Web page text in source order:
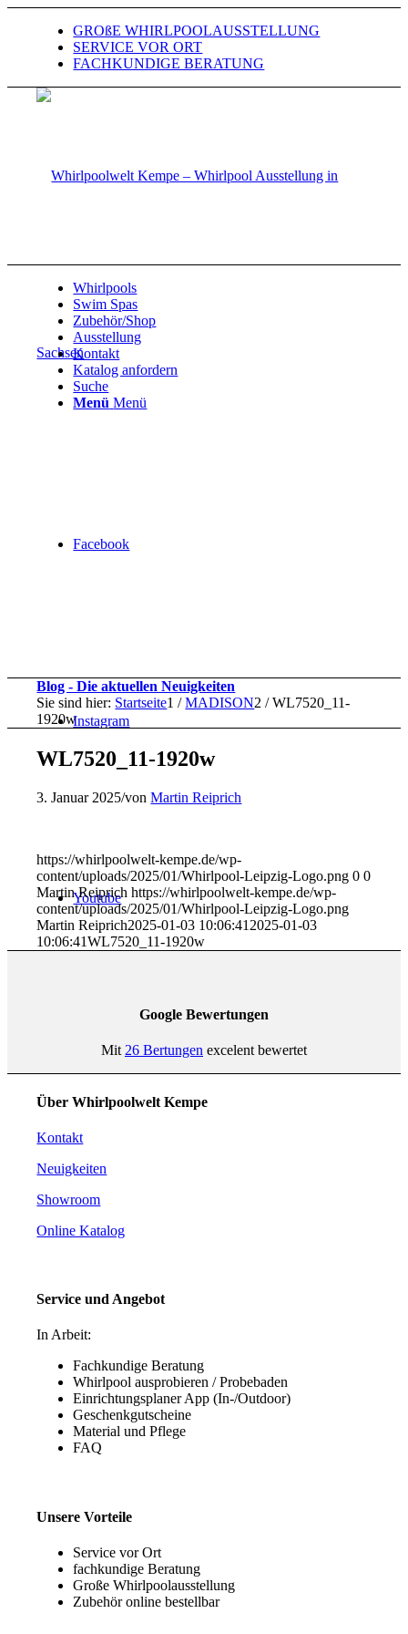
GROßE WHIRLPOOLAUSSTELLUNG
SERVICE VOR ORT
FACHKUNDIGE BERATUNG
Facebook
Instagram
Youtube
Whirlpools
Swim Spas
Zubehör/Shop
Ausstellung
Kontakt
Katalog anfordern
Suche
Menü Menü
Blog - Die aktuellen Neuigkeiten
Sie sind hier: Startseite1 / MADISON2 / WL7520_11-
1920w
WL7520_11-1920w
3. Januar 2025/vonMartin Reiprich
https://whirlpoolwelt-kempe.de/wp-
content/uploads/2025/01/Whirlpool-Leipzig-Logo.png 0 0
Martin Reiprich https://whirlpoolwelt-kempe.de/wp-
content/uploads/2025/01/Whirlpool-Leipzig-Logo.png
Martin Reiprich2025-01-03 10:06:41 2025-01-03
10:06:41WL7520_11-1920w
Google Bewertungen
Mit 26 Bertungen excelent bewertet
Über Whirlpoolwelt Kempe
Kontakt
Neuigkeiten
Showroom
Online Katalog
Service und Angebot
In Arbeit:
Fachkundige Beratung
Whirlpool ausprobieren / Probebaden
Einrichtungsplaner App (In-/Outdoor)
Geschenkgutscheine
Material und Pflege
FAQ
Unsere Vorteile
Service vor Ort
fachkundige Beratung
Große Whirlpoolausstellung
Zubehör online bestellbar